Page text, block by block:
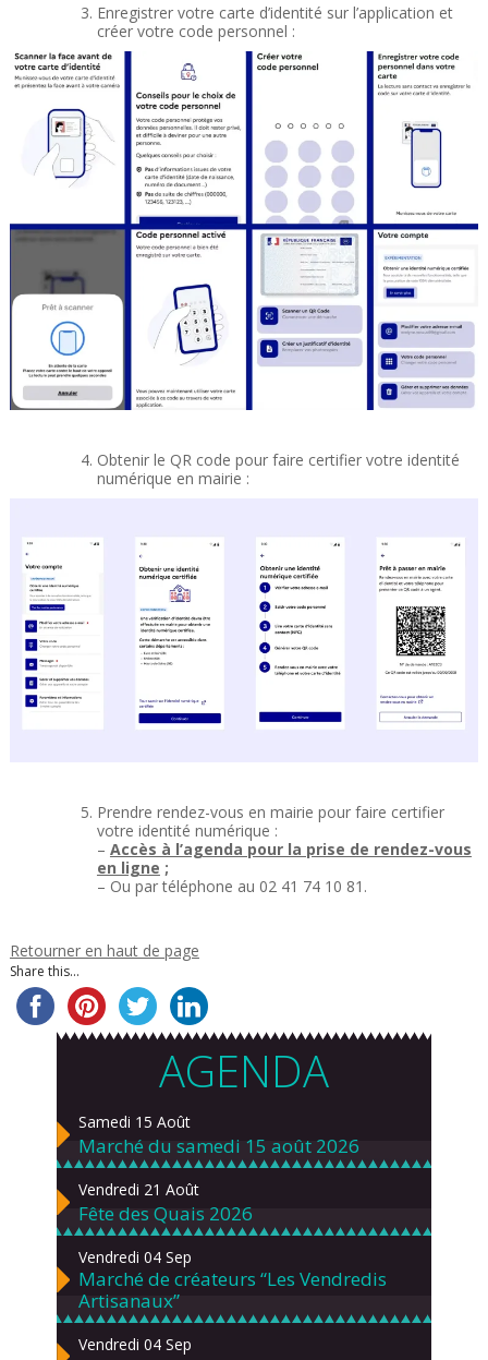
Enregistrer votre carte d’identité sur l’application et
créer votre code personnel :
Obtenir le QR code pour faire certifier votre identité
numérique en mairie :
Prendre rendez-vous en mairie pour faire certifier
votre identité numérique :
– Accès à l’agenda pour la prise de rendez-vous
en ligne ;
– Ou par téléphone au 02 41 74 10 81.
Retourner en haut de page
Share this...
AGENDA
Samedi 15 Août
Marché du samedi 15 août 2026
Vendredi 21 Août
Fête des Quais 2026
Vendredi 04 Sep
Marché de créateurs “Les Vendredis
Artisanaux”
Vendredi 04 Sep